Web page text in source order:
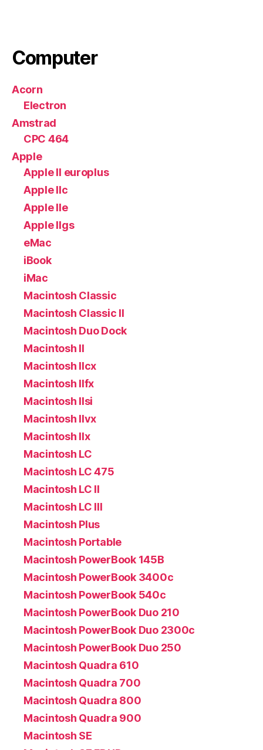
Computer
Acorn
Electron
Amstrad
CPC 464
Apple
Apple II europlus
Apple IIc
Apple IIe
Apple IIgs
eMac
iBook
iMac
Macintosh Classic
Macintosh Classic II
Macintosh Duo Dock
Macintosh II
Macintosh IIcx
Macintosh IIfx
Macintosh IIsi
Macintosh IIvx
Macintosh IIx
Macintosh LC
Macintosh LC 475
Macintosh LC II
Macintosh LC III
Macintosh Plus
Macintosh Portable
Macintosh PowerBook 145B
Macintosh PowerBook 3400c
Macintosh PowerBook 540c
Macintosh PowerBook Duo 210
Macintosh PowerBook Duo 2300c
Macintosh PowerBook Duo 250
Macintosh Quadra 610
Macintosh Quadra 700
Macintosh Quadra 800
Macintosh Quadra 900
Macintosh SE